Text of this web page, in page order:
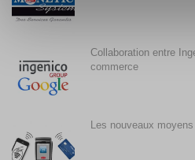
Collaboration entre
commerce
Les nouveaux